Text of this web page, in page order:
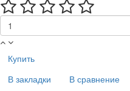
Купить
В закладки
В сравнение